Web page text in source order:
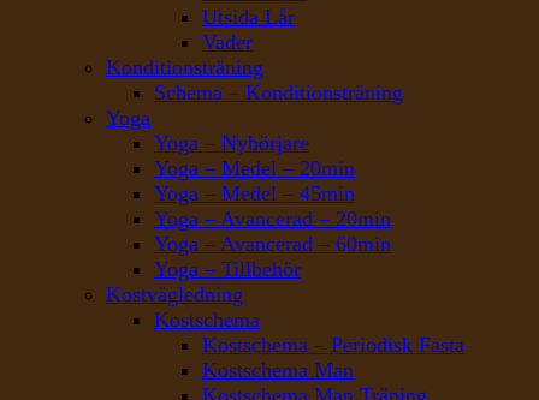
Utsida Lår
Vader
Konditionsträning
Schema – Konditionsträning
Yoga
Yoga – Nybörjare
Yoga – Medel – 20min
Yoga – Medel – 45min
Yoga – Avancerad – 20min
Yoga – Avancerad – 60min
Yoga – Tillbehör
Kostvägledning
Kostschema
Kostschema – Periodisk Fasta
Kostschema Man
Kostschema Man Träning